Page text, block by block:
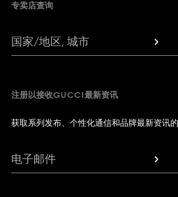
专卖店查询
国家/地区, 城市
注册以接收GUCCI最新资讯
获取系列发布、个性化通信和品牌最新资讯的
电子邮件